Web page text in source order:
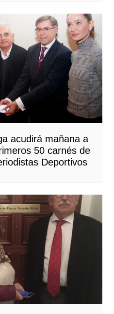
acudirá mañana a
50 carnés de
Deportivos